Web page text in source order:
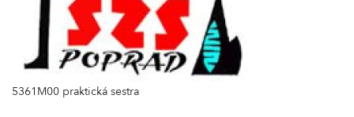
5361M00 praktická sestra